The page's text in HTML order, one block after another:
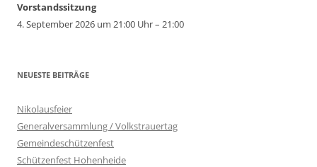
Vorstandssitzung
4. September 2026 um 21:00 Uhr – 21:00
NEUESTE BEITRÄGE
Nikolausfeier
Generalversammlung / Volkstrauertag
Gemeindeschützenfest
Schützenfest Hohenheide